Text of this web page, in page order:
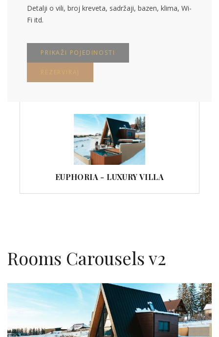
Detalji o vili, broj kreveta, sadržaji, bazen, klima, Wi-
Fi itd.
PRIKAŽI POJEDINOSTI
REZERVIRAJ
EUPHORIA - LUXURY VILLA
Rooms Carousels v2